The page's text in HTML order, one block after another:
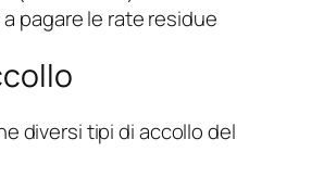
pagare le rate residue
diversi tipi di accollo del